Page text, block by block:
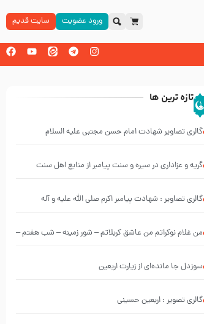
ورود عضویت سایت قدیم
تازه ترین ها
گالری تصاویر شهادت امام حسن مجتبی علیه السلام
گریه و عزاداری در سیره و سنت پیامبر از منابع اهل سنت
گالری تصاویر : شهادت پیامبر اکرم صلی الله علیه و آله
من غلام نوکراتم من عاشق کربلاتم – شور زمینه – شب هفتم –
سوزدل جا مانده‌ای از زیارت اربعین
گالری تصویر : اربعین حسینی